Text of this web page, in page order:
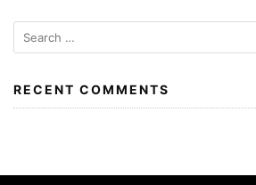
Search
for:
RECENT COMMENTS